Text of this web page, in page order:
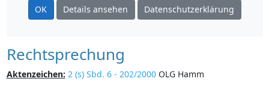
OK Details ansehen Datenschutzerklärung
Rechtsprechung
Aktenzeichen: 2 (s) Sbd. 6 - 202/2000OLG Hamm